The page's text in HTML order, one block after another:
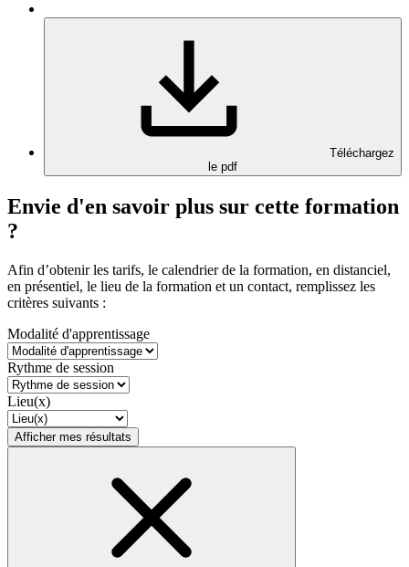
Téléchargez
le pdf
Envie d'en savoir plus sur cette formation
?
Afin d’obtenir les tarifs, le calendrier de la formation, en distanciel,
en présentiel, le lieu de la formation et un contact, remplissez les
critères suivants :
Modalité d'apprentissage
Rythme de session
Lieu(x)
Afficher mes résultats